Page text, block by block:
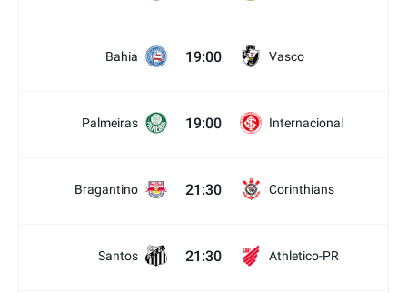
Bahia 19:00 Vasco
Palmeiras 19:00 Internacional
Bragantino 21:30 Corinthians
Santos 21:30 Athletico-PR